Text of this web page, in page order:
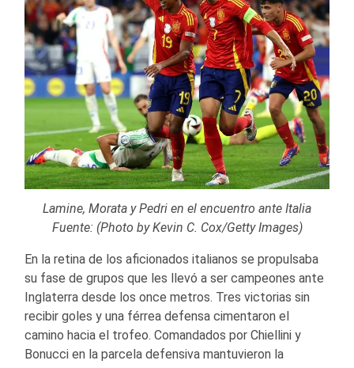
Lamine, Morata y Pedri en el encuentro ante Italia
Fuente: (Photo by Kevin C. Cox/Getty Images)
En la retina de los aficionados italianos se propulsaba
su fase de grupos que les llevó a ser campeones ante
Inglaterra desde los once metros. Tres victorias sin
recibir goles y una férrea defensa cimentaron el
camino hacia el trofeo. Comandados por Chiellini y
Bonucci en la parcela defensiva mantuvieron la